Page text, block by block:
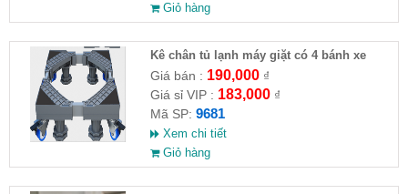
Giỏ hàng
Kê chân tủ lạnh máy giặt có 4 bánh xe
Giá bán : 190,000₫
Giá sỉ VIP : 183,000₫
Mã SP: 9681
Xem chi tiết
Giỏ hàng